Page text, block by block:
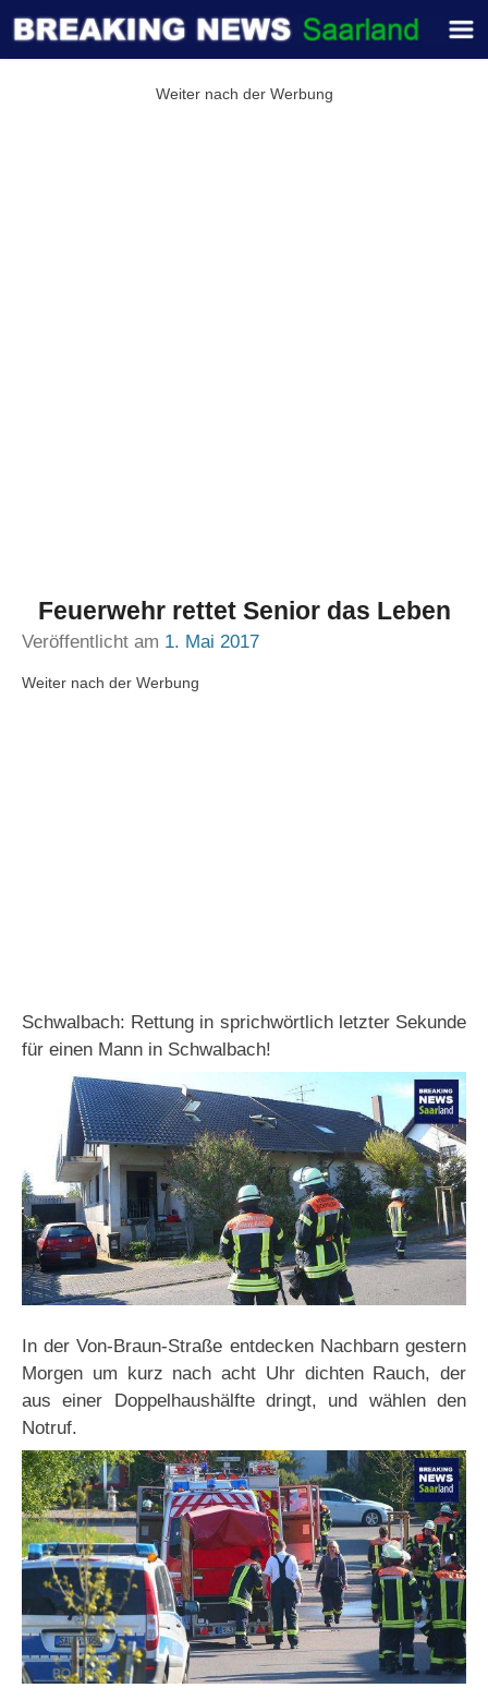
Weiter nach der Werbung
Feuerwehr rettet Senior das Leben
Veröffentlicht am 1. Mai 2017
Weiter nach der Werbung
Schwalbach: Rettung in sprichwörtlich letzter Sekunde
für einen Mann in Schwalbach!
In der Von-Braun-Straße entdecken Nachbarn gestern
Morgen um kurz nach acht Uhr dichten Rauch, der
aus einer Doppelhaushälfte dringt, und wählen den
Notruf.